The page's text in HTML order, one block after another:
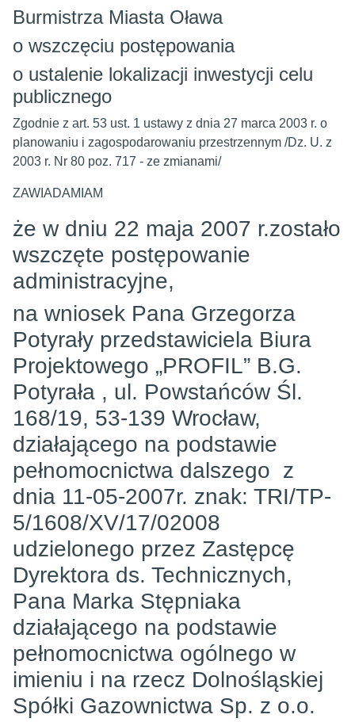
Burmistrza Miasta Oława
o wszczęciu postępowania
o ustalenie lokalizacji inwestycji celu
publicznego
Zgodnie z art. 53 ust. 1 ustawy z dnia 27 marca 2003 r. o
planowaniu i zagospodarowaniu przestrzennym /Dz. U. z
2003 r. Nr 80 poz. 717 - ze zmianami/
ZAWIADAMIAM
że w dniu 22 maja 2007 r.zostało
wszczęte postępowanie
administracyjne,
na wniosek Pana Grzegorza
Potyrały przedstawiciela Biura
Projektowego „PROFIL” B.G.
Potyrała , ul. Powstańców Śl.
168/19, 53-139 Wrocław,
działającego na podstawie
pełnomocnictwa dalszego z
dnia 11-05-2007r. znak: TRI/TP-
5/1608/XV/17/02008
udzielonego przez Zastępcę
Dyrektora ds. Technicznych,
Pana Marka Stępniaka
działającego na podstawie
pełnomocnictwa ogólnego w
imieniu i na rzecz Dolnośląskiej
Spółki Gazownictwa Sp. z o.o.